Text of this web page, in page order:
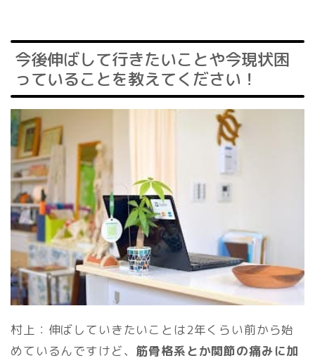
今後伸ばして行きたいことや今現状困
っていることを教えてください！
村上：伸ばしていきたいことは2年くらい前から始
めているんですけど、 筋骨格系とか関節の痛みに加